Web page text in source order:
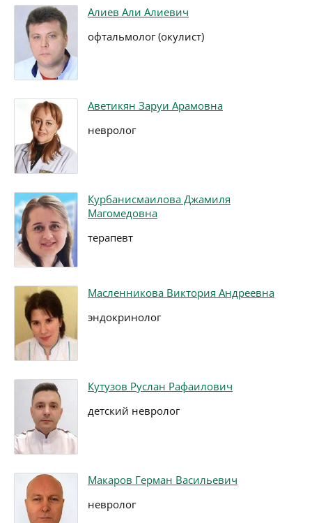
Алиев Али Алиевич
офтальмолог (окулист)
Аветикян Заруи Арамовна
невролог
Курбанисмаилова Джамиля
Магомедовна
терапевт
Масленникова Виктория Андреевна
эндокринолог
Кутузов Руслан Рафаилович
детский невролог
Макаров Герман Васильевич
невролог